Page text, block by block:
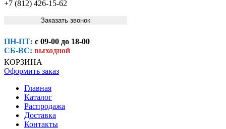
+7 (812) 426-15-62
Заказать звонок
ПН-ПТ: с 09-00 до 18-00
СБ-ВС: выходной
КОРЗИНА
Оформить заказ
Главная
Каталог
Распродажа
Доставка
Контакты